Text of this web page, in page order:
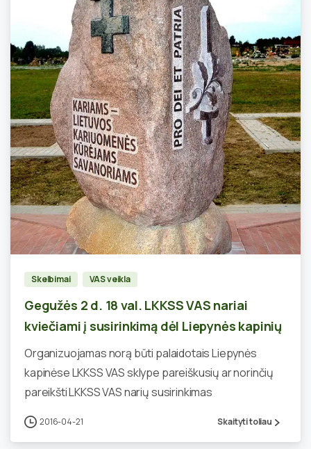
0
Skelbimai VAS veikla
Gegužės 2 d. 18 val. LKKSS VAS nariai
kviečiami į susirinkimą dėl Liepynės kapinių
Organizuojamas norą būti palaidotais Liepynės
kapinėse LKKSS VAS sklype pareiškusių ar norinčių
pareikšti LKKSS VAS narių susirinkimas
2016-04-21 Skaityti toliau